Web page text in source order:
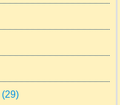
(29)